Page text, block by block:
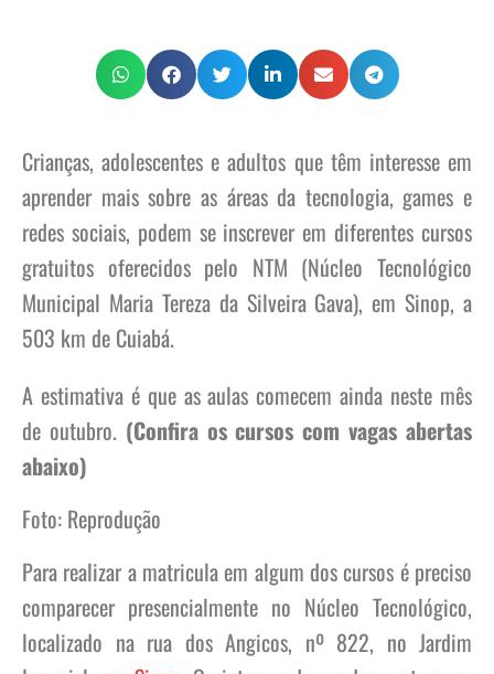
Crianças, adolescentes e adultos que têm interesse em
aprender mais sobre as áreas da tecnologia, games e
redes sociais, podem se inscrever em diferentes cursos
gratuitos oferecidos pelo NTM (Núcleo Tecnológico
Municipal Maria Tereza da Silveira Gava), em Sinop, a
503 km de Cuiabá.
A estimativa é que as aulas comecem ainda neste mês
de outubro. (Confira os cursos com vagas abertas
abaixo)
Foto: Reprodução
Para realizar a matricula em algum dos cursos é preciso
comparecer presencialmente no Núcleo Tecnológico,
localizado na rua dos Angicos, nº 822, no Jardim